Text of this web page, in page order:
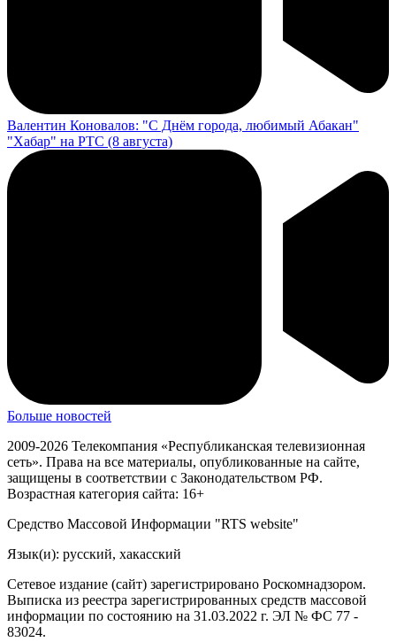
Валентин Коновалов: "С Днём города, любимый Абакан"
"Хабар" на РТС (8 августа)
Больше новостей
2009-2026 Телекомпания «Республиканская телевизионная
сеть». Права на все материалы, опубликованные на сайте,
защищены в соответствии с Законодательством РФ.
Возрастная категория сайта: 16+
Средство Массовой Информации "RTS website"
Язык(и): русский, хакасский
Сетевое издание (сайт) зарегистрировано Роскомнадзором.
Выписка из реестра зарегистрированных средств массовой
информации по состоянию на 31.03.2022 г. ЭЛ № ФС 77 -
83024.